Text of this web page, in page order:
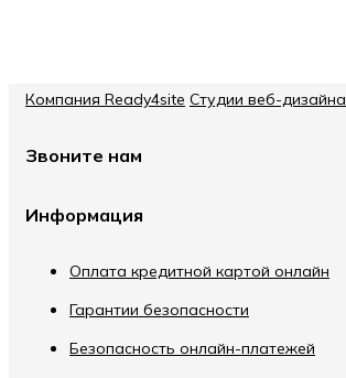
Компания Ready4site Студии веб-дизайна
Звоните нам
Информация
Оплата кредитной картой онлайн
Гарантии безопасности
Безопасность онлайн-платежей